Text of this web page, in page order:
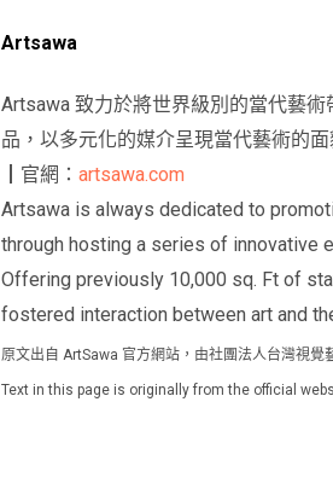
Artsawa
Artsawa 致力於將世界級別的當代藝
品，以多元化的媒介呈現當代藝術的
┃官網： artsawa.com
Artsawa is always dedicated to
through hosting a series of innovative
Offering previously 10,000 sq. Ft of
fostered interaction between art and
原文出自 ArtSawa 官方網站，由社團法人台灣視覺
Text in this page is originally from the official